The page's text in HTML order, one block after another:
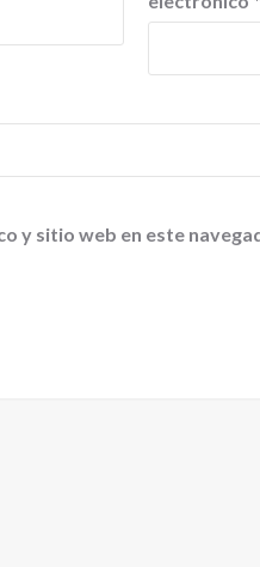
y sitio web en este